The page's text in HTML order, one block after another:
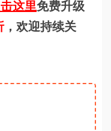
这里免费升级
，欢迎持续关